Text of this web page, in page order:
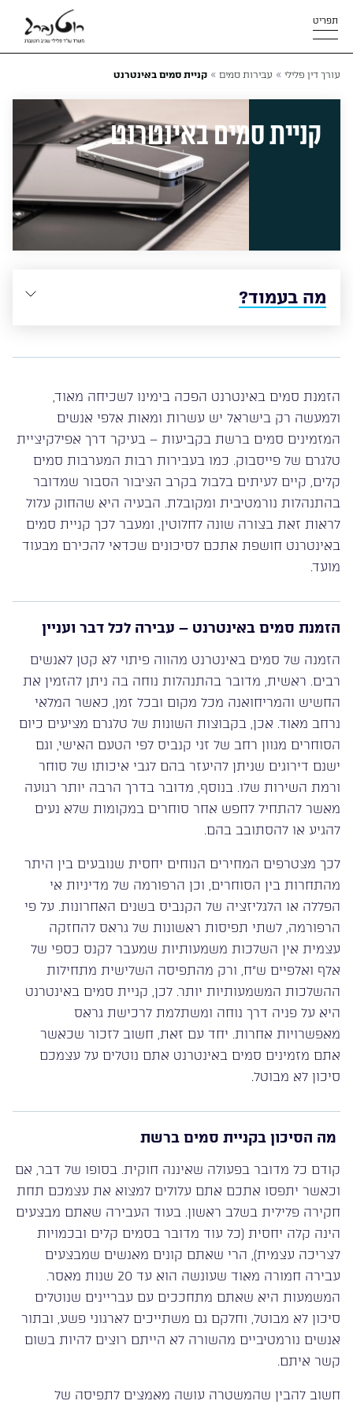
תפריט
עורך דין פלילי » עבירות סמים » קניית סמים באינטרנט
קניית סמים באינטרנט
מה בעמוד?
הזמנת סמים באינטרנט הפכה בימינו לשכיחה מאוד,
ולמעשה רק בישראל יש עשרות ומאות אלפי אנשים
המזמינים סמים ברשת בקביעות – בעיקר דרך אפילקיציית
טלגרם של פייסבוק. כמו בעבירות רבות המערבות סמים
קלים, קיים לעיתים בלבול בקרב הציבור הסבור שמדובר
בהתנהלות נורמטיבית ומקובלת. הבעיה היא שהחוק עלול
לראות זאת בצורה שונה לחלוטין, ומעבר לכך קניית סמים
באינטרנט חושפת אתכם לסיכונים שכדאי להכירם מבעוד
מועד.
הזמנת סמים באינטרנט – עבירה לכל דבר ועניין
הזמנה של סמים באינטרנט מהווה פיתוי לא קטן לאנשים
רבים. ראשית, מדובר בהתנהלות נוחה בה ניתן להזמין את
החשיש והמריחואנה מכל מקום ובכל זמן, כאשר המלאי
נרחב מאוד. אכן, בקבוצות השונות של טלגרם מציעים כיום
הסוחרים מגוון רחב של זני קנביס לפי הטעם האישי, וגם
ישנם דירוגים שניתן להיעזר בהם לגבי איכותו של סוחר
ורמת השירות שלו. בנוסף, מדובר בדרך הרבה יותר רגועה
מאשר להתחיל לחפש אחר סוחרים במקומות שלא נעים
להגיע או להסתובב בהם.
לכך מצטרפים המחירים הנוחים יחסית שנובעים בין היתר
מהתחרות בין הסוחרים, וכן הרפורמה של מדיניות אי
הפללה או הלגליזציה של הקנביס בשנים האחרונות. על פי
הרפורמה, לשתי תפיסות ראשונות של גראס להחזקה
עצמית אין השלכות משמעותיות שמעבר לקנס כספי של
אלף ואלפיים ש”ח, ורק מהתפיסה השלישית מתחילות
ההשלכות המשמעותיות יותר. לכן, קניית סמים באינטרנט
היא על פניה דרך נוחה ומשתלמת לרכישת גראס
מאפשרויות אחרות. יחד עם זאת, חשוב לזכור שכאשר
אתם מזמינים סמים באינטרנט אתם נוטלים על עצמכם
סיכון לא מבוטל.
מה הסיכון בקניית סמים ברשת
קודם כל מדובר בפעולה שאיננה חוקית. בסופו של דבר, אם
וכאשר יתפסו אתכם אתם עלולים למצוא את עצמכם תחת
חקירה פלילית בשלב ראשון. בעוד העבירה שאתם מבצעים
הינה קלה יחסית (כל עוד מדובר בסמים קלים ובכמויות
לצריכה עצמית), הרי שאתם קונים מאנשים שמבצעים
עבירה חמורה מאוד שעונשה הוא עד 20 שנות מאסר.
המשמעות היא שאתם מתחככים עם עבריינים שנוטלים
סיכון לא מבוטל, וחלקם גם משתייכים לארגוני פשע, ובתור
אנשים נורמטיביים מהשורה לא הייתם רוצים להיות בשום
קשר איתם.
חשוב להבין שהמשטרה עושה מאמצים לתפיסה של